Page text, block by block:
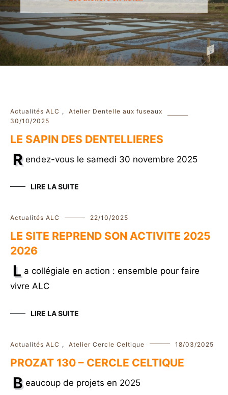
Actualités ALC ,
Atelier Dentelle aux fuseaux
30/10/2025
LE SAPIN DES DENTELLIERES
R endez-vous le samedi 30 novembre 2025
LIRE LA SUITE
Actualités ALC 22/10/2025
LE SITE REPREND SON ACTIVITE 2025
2026
L a collégiale en action : ensemble pour faire
vivre ALC
LIRE LA SUITE
Actualités ALC , Atelier Cercle Celtique 18/03/2025
PROZAT 130 – CERCLE CELTIQUE
B eaucoup de projets en 2025